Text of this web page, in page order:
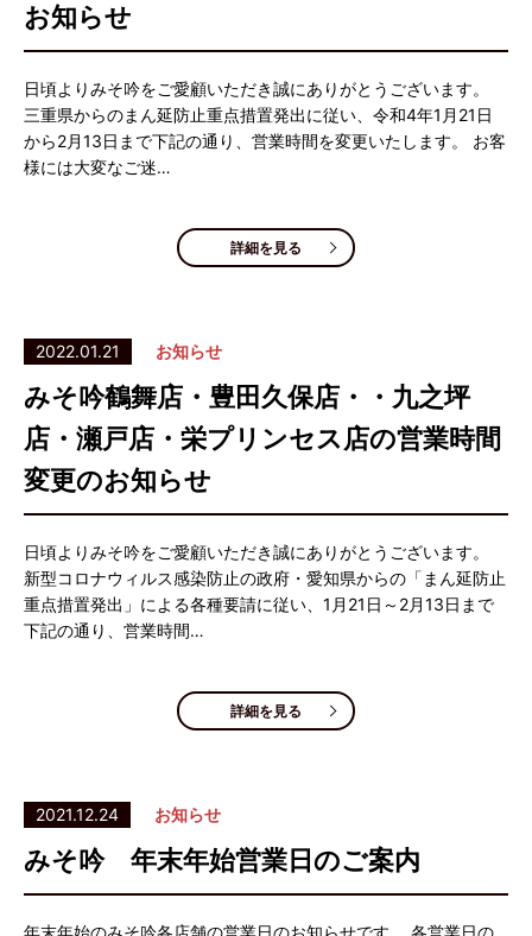
お知らせ
日頃よりみそ吟をご愛顧いただき誠にありがとうございます。
三重県からのまん延防止重点措置発出に従い、令和4年1月21日
から2月13日まで下記の通り、営業時間を変更いたします。 お客
様には大変なご迷…
詳細を見る
2022.01.21 お知らせ
みそ吟鶴舞店・豊田久保店・・九之坪
店・瀬戸店・栄プリンセス店の営業時間
変更のお知らせ
日頃よりみそ吟をご愛顧いただき誠にありがとうございます。
新型コロナウィルス感染防止の政府・愛知県からの「まん延防止
重点措置発出」による各種要請に従い、1月21日～2月13日まで
下記の通り、営業時間…
詳細を見る
2021.12.24 お知らせ
みそ吟 年末年始営業日のご案内
年末年始のみそ吟各店舗の営業日のお知らせです。 各営業日の